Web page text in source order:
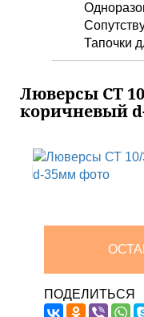
Тапочки
Люверсы СТ
коричневый
ПОДЕЛИТЬСЯ